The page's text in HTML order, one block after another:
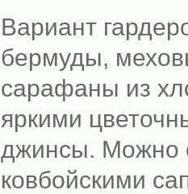
Вариант
бермуды,
сарафаны из
яркими
джинсы. Можно
ковбойскими